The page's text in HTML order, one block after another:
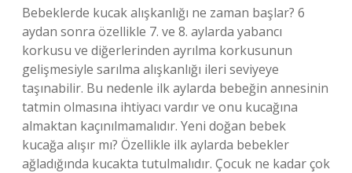
Bebeklerde kucak alışkanlığı ne zaman başlar? 6
aydan sonra özellikle 7. ve 8. aylarda yabancı
korkusu ve diğerlerinden ayrılma korkusunun
gelişmesiyle sarılma alışkanlığı ileri seviyeye
taşınabilir. Bu nedenle ilk aylarda bebeğin annesinin
tatmin olmasına ihtiyacı vardır ve onu kucağına
almaktan kaçınılmamalıdır. Yeni doğan bebek
kucağa alışır mı? Özellikle ilk aylarda bebekler
ağladığında kucakta tutulmalıdır. Çocuk ne kadar çok